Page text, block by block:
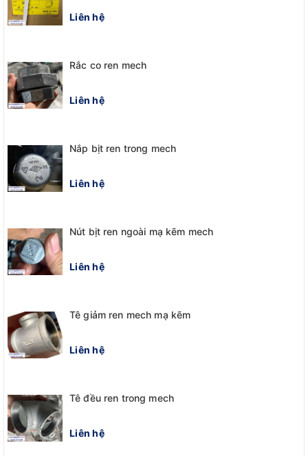
Liên hệ
Rắc co ren mech
Liên hệ
Nắp bịt ren trong mech
Liên hệ
Nút bịt ren ngoài mạ kẽm mech
Liên hệ
Tê giảm ren mech mạ kẽm
Liên hệ
Tê đều ren trong mech
Liên hệ